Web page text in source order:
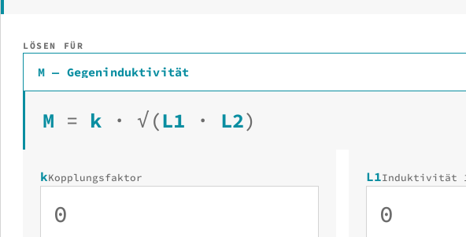
LÖSEN FÜR
M — Gegeninduktivität
M = k · √(L1 · L2)
kKopplungsfaktor L1Induktivität